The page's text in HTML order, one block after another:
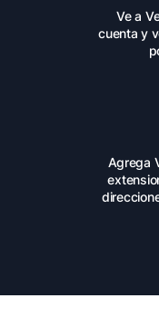
Ve a
cuenta y
Agrega